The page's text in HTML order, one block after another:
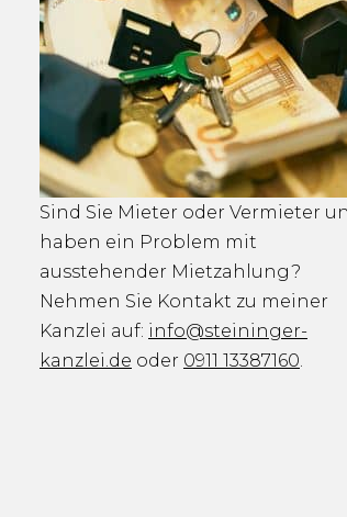
Sind Sie Mieter oder Vermieter
haben ein Problem mit
ausstehender Mietzahlung?
Nehmen Sie Kontakt zu meiner
Kanzlei auf: info@steininger-
kanzlei.de oder 0911 13387160.